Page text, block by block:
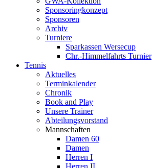
Sponsoringkonzept
Sponsoren
Archiv
Turniere
Sparkassen Wersecup
Chr.-Himmelfahrts Turnier
Tennis
Aktuelles
Terminkalender
Chronik
Book and Play
Unsere Trainer
Abteilungsvorstand
Mannschaften
Damen 60
Damen
Herren I